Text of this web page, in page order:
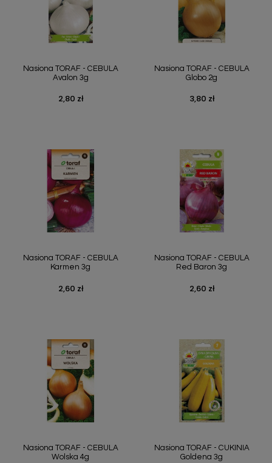
Nasiona TORAF - CEBULA
Avalon 3g
Cena
2,80 zł
Nasiona TORAF - CEBULA
Globo 2g
Cena
3,80 zł
Nasiona TORAF - CEBULA
Karmen 3g
Cena
2,60 zł
Nasiona TORAF - CEBULA
Red Baron 3g
Cena
2,60 zł
Nasiona TORAF - CEBULA
Wolska 4g
Nasiona TORAF - CUKINIA
Goldena 3g